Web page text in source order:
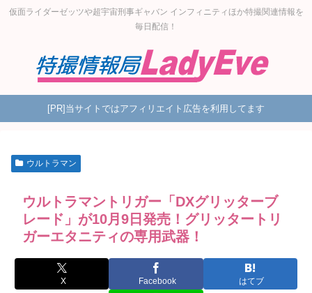
仮面ライダーゼッツや超宇宙刑事ギャバン インフィニティほか特撮関連情報を
毎日配信！
[PR]当サイトではアフィリエイト広告を利用してます
ウルトラマン
ウルトラマントリガー「DXグリッターブ
レード」が10月9日発売！グリッタートリ
ガーエタニティの専用武器！
X Facebook はてブ